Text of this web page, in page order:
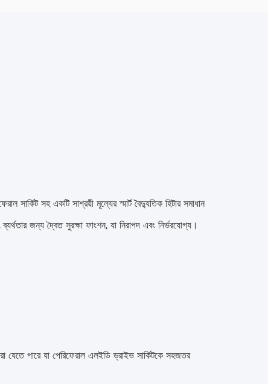
সার্কিট সহ একটি সাশ্রয়ী মূল্যের স্মার্ট বৈদ্যুতিক হিটার সমাধান
জন্য দ্বৈত সুরক্ষা ফাংশন, যা নিরাপদ এবং নির্ভরযোগ্য।
পারে যা পেরিফেরাল এলইডি ড্রাইভ সার্কিটকে সহজতর